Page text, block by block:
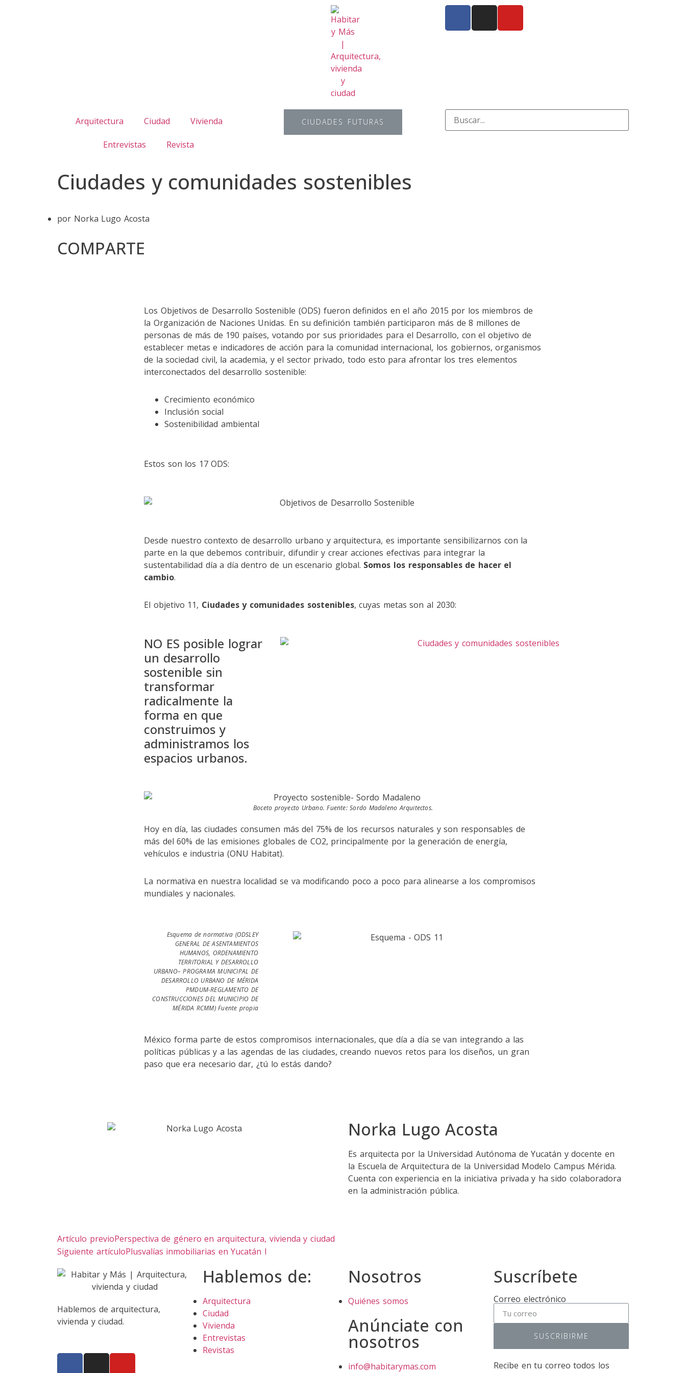
Arquitectura Ciudad Vivienda
Entrevistas Revista
CIUDADES FUTURAS
Ciudades y comunidades sostenibles
por Norka Lugo Acosta
COMPARTE
Los Objetivos de Desarrollo Sostenible (ODS) fueron definidos en el año 2015 por los miembros de
la Organización de Naciones Unidas. En su definición también participaron más de 8 millones de
personas de más de 190 países, votando por sus prioridades para el Desarrollo, con el objetivo de
establecer metas e indicadores de acción para la comunidad internacional, los gobiernos, organismos
de la sociedad civil, la academia, y el sector privado, todo esto para afrontar los tres elementos
interconectados del desarrollo sostenible:
Crecimiento económico
Inclusión social
Sostenibilidad ambiental
Estos son los 17 ODS:
Desde nuestro contexto de desarrollo urbano y arquitectura, es importante sensibilizarnos con la
parte en la que debemos contribuir, difundir y crear acciones efectivas para integrar la
sustentabilidad día a día dentro de un escenario global. Somos los responsables de hacer el
cambio.
El objetivo 11, Ciudades y comunidades sostenibles, cuyas metas son al 2030:
NO ES posible lograr
un desarrollo
sostenible sin
transformar
radicalmente la
forma en que
construimos y
administramos los
espacios urbanos.
Boceto proyecto Urbano. Fuente: Sordo Madaleno Arquitectos.
Hoy en día, las ciudades consumen más del 75% de los recursos naturales y son responsables de
más del 60% de las emisiones globales de CO2, principalmente por la generación de energía,
vehículos e industria (ONU Habitat).
La normativa en nuestra localidad se va modificando poco a poco para alinearse a los compromisos
mundiales y nacionales.
Esquema de normativa (ODSLEY
GENERAL DE ASENTAMIENTOS
HUMANOS, ORDENAMIENTO
TERRITORIAL Y DESARROLLO
URBANO– PROGRAMA MUNICIPAL DE
DESARROLLO URBANO DE MÉRIDA
PMDUM-REGLAMENTO DE
CONSTRUCCIONES DEL MUNICIPIO DE
MÉRIDA RCMM) Fuente propia
México forma parte de estos compromisos internacionales, que día a día se van integrando a las
políticas públicas y a las agendas de las ciudades, creando nuevos retos para los diseños, un gran
paso que era necesario dar, ¿tú lo estás dando?
Norka Lugo Acosta
Es arquitecta por la Universidad Autónoma de Yucatán y docente en
la Escuela de Arquitectura de la Universidad Modelo Campus Mérida.
Cuenta con experiencia en la iniciativa privada y ha sido colaboradora
en la administración pública.
Artículo previoPerspectiva de género en arquitectura, vivienda y ciudad
Siguiente artículoPlusvalías inmobiliarias en Yucatán I
Hablemos de arquitectura,
vivienda y ciudad.
Hablemos de:
Arquitectura
Ciudad
Vivienda
Entrevistas
Revistas
Nosotros
Quiénes somos
Anúnciate con
nosotros
info@habitarymas.com
Suscríbete
Correo electrónico
SUSCRIBIRME
Recibe en tu correo todos los